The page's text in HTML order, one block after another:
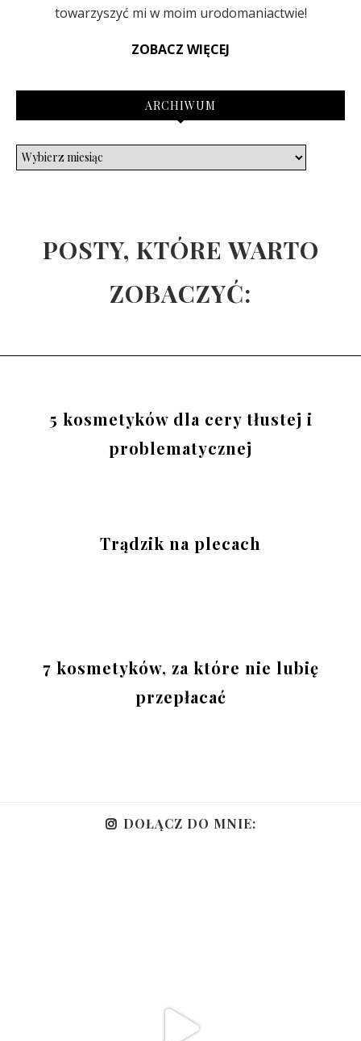
towarzyszyć mi w moim urodomaniactwie!
ZOBACZ WIĘCEJ
ARCHIWUM
POSTY, KTÓRE WARTO
ZOBACZYĆ:
5 kosmetyków dla cery tłustej i
problematycznej
Trądzik na plecach
7 kosmetyków, za które nie lubię
przepłacać
DOŁĄCZ DO MNIE: